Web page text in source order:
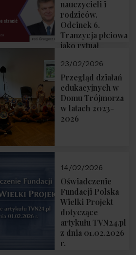
nauczycieli i
rodziców.
Odcinek 6.
Tranzycja płciowa
jako rytuał
Rozmawiają red.
Grzegorz Górny i
prof. Michał
Łuczewski
23/02/2026
Przegląd działań
edukacyjnych w
Domu Trójmorza
w latach 2023-
2026
14/02/2026
Oświadczenie
Fundacji Polska
Wielki Projekt
dotyczące
artykułu TVN24.pl
z dnia 01.02.2026
r.